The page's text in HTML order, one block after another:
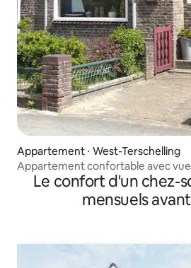
Appartement ⋅ West-Terschelling
Appartement confortable avec vue
Le confort d'un chez-
mensuels